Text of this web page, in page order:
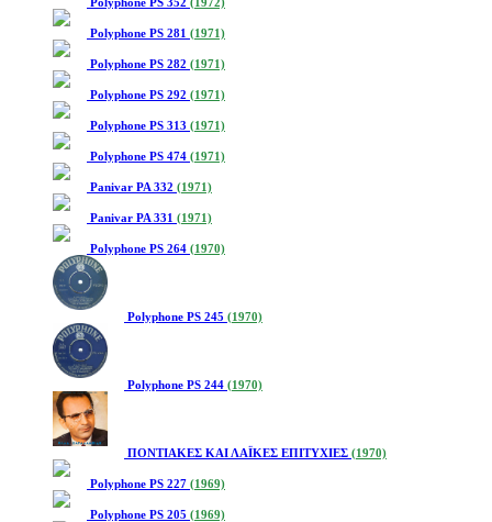
Polyphone PS 281 (1971)
Polyphone PS 282 (1971)
Polyphone PS 292 (1971)
Polyphone PS 313 (1971)
Polyphone PS 474 (1971)
Panivar PA 332 (1971)
Panivar PA 331 (1971)
Polyphone PS 264 (1970)
Polyphone PS 245 (1970)
Polyphone PS 244 (1970)
ΠΟΝΤΙΑΚΕΣ ΚΑΙ ΛΑΪΚΕΣ ΕΠΙΤΥΧΙΕΣ (1970)
Polyphone PS 227 (1969)
Polyphone PS 205 (1969)